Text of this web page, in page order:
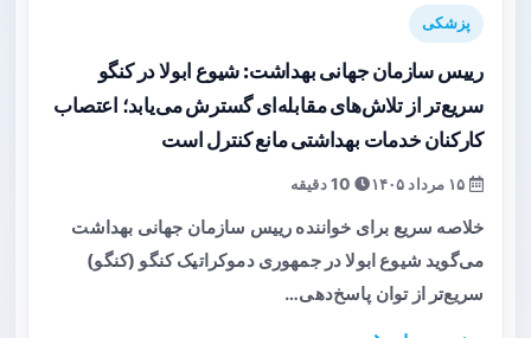
پزشکی
رییس سازمان جهانی بهداشت: شیوع ابولا در کنگو
سریع‌تر از تلاش‌های مقابله‌ای گسترش می‌یابد؛ اعتصاب
کارکنان خدمات بهداشتی مانع کنترل است
10 دقیقه
خلاصه سریع برای خواننده رییس سازمان جهانی بهداشت
می‌گوید شیوع ابولا در جمهوری دموکراتیک کنگو (کنگو)
سریع‌تر از توان پاسخ‌دهی…